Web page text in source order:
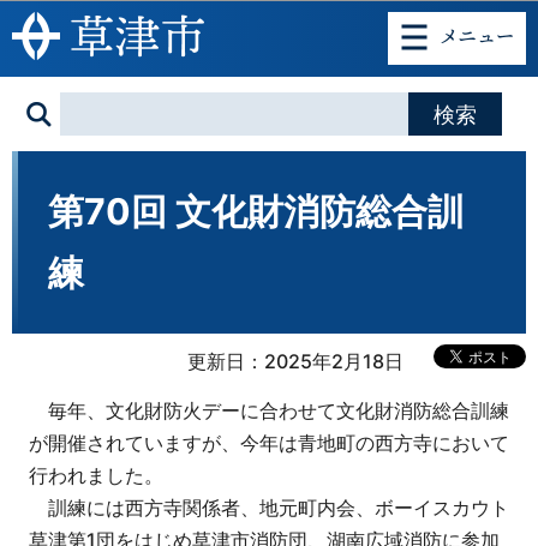
このページの本文へ移動
第70回 文化財消防総合訓
練
更新日：2025年2月18日
毎年、文化財防火デーに合わせて文化財消防総合訓練
が開催されていますが、今年は青地町の西方寺において
行われました。
訓練には西方寺関係者、地元町内会、ボーイスカウト
草津第1団をはじめ草津市消防団、湖南広域消防に参加